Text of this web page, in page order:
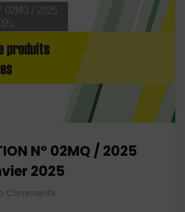
N° 02MQ / 2025
2025
Comments